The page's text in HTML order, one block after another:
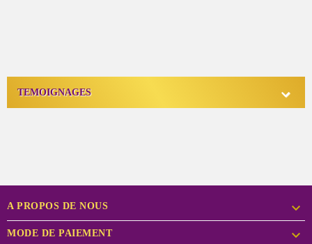
TEMOIGNAGES 
A PROPOS DE NOUS 
MODE DE PAIEMENT 